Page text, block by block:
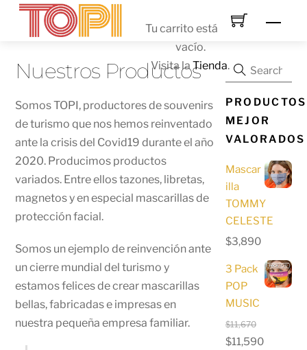
Skip
Tu carrito está
vacío.
Visita laTienda.
Nuestros Productos
Somos TOPI, productores de souvenirs
de turismo que nos hemos reinventado
ante la crisis del Covid19 durante el año
2020. Producimos productos
variados. Entre ellos tazones, libretas,
magnetos y en especial mascarillas de
protección facial.
Somos un ejemplo de reinvención ante
un cierre mundial del turismo y
estamos felices de crear mascarillas
bellas, fabricadas e impresas en
nuestra pequeña empresa familiar.
PRODUCTOS
MEJOR
VALORADOS
Mascar
illa
TOMMY
CELESTE
$3,890
3 Pack
POP
MUSIC
$11,670
El
$11,590El